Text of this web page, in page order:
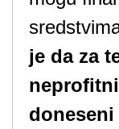
je da za